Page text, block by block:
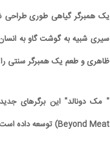
یک همبرگر گیاهی طوری طراحی
سیری شبیه به گوشت گاو به
ظاهری و طعم یک همبرگر سنتی را
" مک دونالد" این برگرهای
Beyond Meat) توسعه داده است.